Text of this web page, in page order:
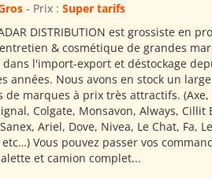
- Prix : Super tarifs
DISTRIBUTION est grossiste en
& cosmétique de grandes
dans l'import-export et déstockage
années. Nous avons en stock un
de marques à prix très attractifs. (Axe,
Colgate, Monsavon, Always, Cillit
Ariel, Dove, Nivea, Le Chat, Fa,
Vous pouvez passer vos
et camion complet...